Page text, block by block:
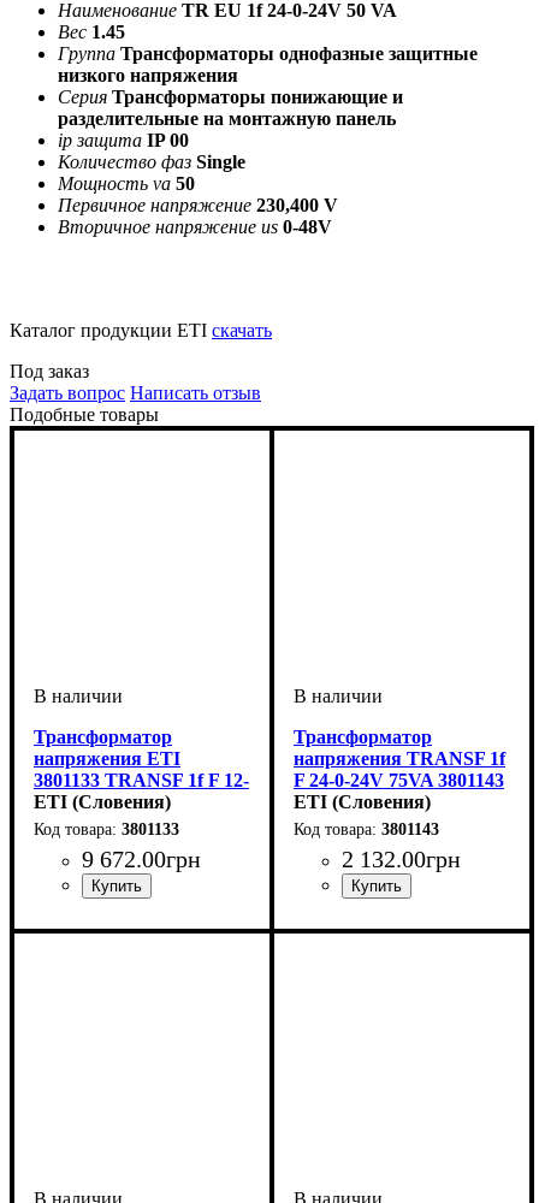
Наименование TR EU 1f 24-0-24V 50 VA
Вес 1.45
Группа Трансформаторы однофазные защитные
низкого напряжения
Серия Трансформаторы понижающие и
разделительные на монтажную панель
ip защита IP 00
Количество фаз Single
Мощность va 50
Первичное напряжение 230,400 V
Вторичное напряжение us 0-48V
Каталог продукции ETI скачать
Под заказ
Задать вопрос Написать отзыв
Подобные товары
Трансформатор
напряжения ETI
3801133 TRANSF 1f F 12-
0-12V 800VA
ETI (Словения)
3801133
9 672.00грн
Трансформатор
напряжения TRANSF 1f
F 24-0-24V 75VA 3801143
ETI (Словения)
3801143
2 132.00грн